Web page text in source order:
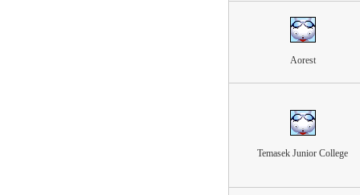
Aorest
Temasek Junior College